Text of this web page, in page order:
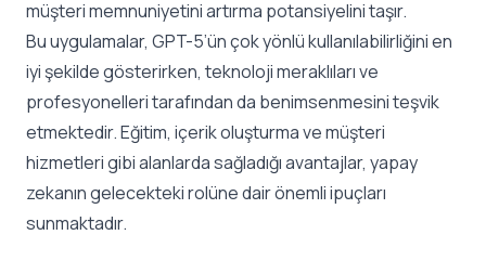
müşteri memnuniyetini artırma potansiyelini taşır.
Bu uygulamalar, GPT-5’ün çok yönlü kullanılabilirliğini en
iyi şekilde gösterirken, teknoloji meraklıları ve
profesyonelleri tarafından da benimsenmesini teşvik
etmektedir. Eğitim, içerik oluşturma ve müşteri
hizmetleri gibi alanlarda sağladığı avantajlar, yapay
zekanın gelecekteki rolüne dair önemli ipuçları
sunmaktadır.